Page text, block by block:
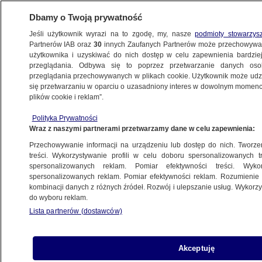
ŚWIAT
kłamstwa". Księżna i książę Harry będą
przesłuchani
8.02.2023, 12:23
Udostępnij
Dbamy o Twoją prywatność
Jeśli użytkownik wyrazi na to zgodę, my, naszepodmioty
Partnerów IAB oraz30 innych Zaufanych Partnerów może
użytkownika i uzyskiwać do nich dostęp w celu zapewnienia
przeglądania. Odbywa się to poprzez przetwarzanie danych
przeglądania przechowywanych w plikach cookie. Użytkownik może
się przetwarzaniu w oparciu o uzasadniony interes w dowolnym
plików cookie i reklam”.
Polityka Prywatności
Wraz z naszymi partnerami przetwarzamy dane w celu zapewnienia:
Przechowywanie informacji na urządzeniu lub dostęp do nich.
treści. Wykorzystywanie profili w celu doboru spersonalizowanych
spersonalizowanych reklam. Pomiar efektywności treści.
spersonalizowanych reklam. Pomiar efektywności reklam.
kombinacji danych z różnych źródeł. Rozwój i ulepszanie usług.
do wyboru reklam.
Lista partnerów (dostawców)
Akceptuję